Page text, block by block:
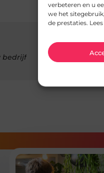
verbeteren en u
we het
de prestaties.
bedrijf